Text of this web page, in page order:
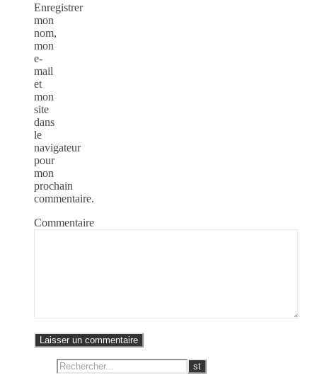
Enregistrer
mon
nom,
mon
e-
mail
et
mon
site
dans
le
navigateur
pour
mon
prochain
commentaire.
Commentaire